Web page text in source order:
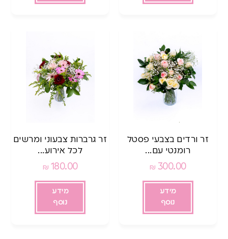
זר ורדים בצבעי פסטל
רומנטי עם...
300.00
₪
מידע
נוסף
זר גרברות צבעוני ומרשים
לכל אירוע...
180.00
₪
מידע
נוסף